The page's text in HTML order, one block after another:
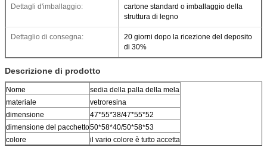
Dettagli d'imballaggio:
cartone standard o imballaggio della
struttura di legno
Dettaglio di consegna:
20 giorni dopo la ricezione del deposito
di 30%
Descrizione di prodotto
Nome
sedia della palla della mela
materiale
vetroresina
dimensione
47*55*38/47*55*52
dimensione del pacchetto50*58*40/50*58*53
colore
il vario colore è tutto accetta